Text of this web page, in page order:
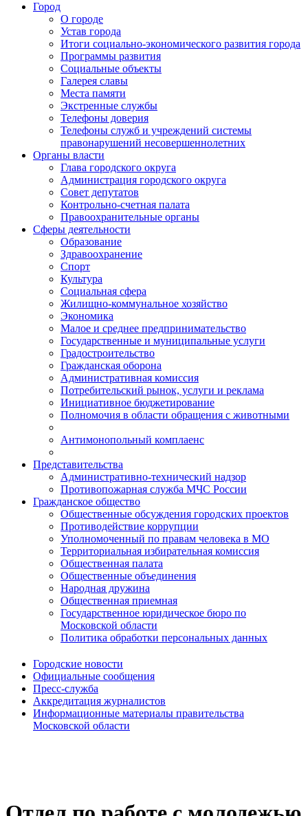
Город
О городе
Устав города
Итоги социально-экономического развития города
Программы развития
Социальные объекты
Галерея славы
Места памяти
Экстренные службы
Телефоны доверия
Телефоны служб и учреждений системы
правонарушений несовершеннолетних
Органы власти
Глава городского округа
Администрация городcкого округа
Совет депутатов
Контрольно-счетная палата
Правоохранительные органы
Сферы деятельности
Образование
Здравоохранение
Спорт
Культура
Социальная сфера
Жилищно-коммунальное хозяйство
Экономика
Малое и среднее предпринимательство
Государственные и муниципальные услуги
Градостроительство
Гражданская оборона
Административная комиссия
Потребительский рынок, услуги и реклама
Инициативное бюджетирование
Полномочия в области обращения с животными
Антимонопольный комплаенс
Представительства
Административно-технический надзор
Противопожарная служба МЧС России
Гражданское общество
Общественные обсуждения городских проектов
Противодействие коррупции
Уполномоченный по правам человека в МО
Территориальная избирательная комиссия
Общественная палата
Общественные объединения
Народная дружина
Общественная приемная
Государственное юридическое бюро по
Московской области
Политика обработки персональных данных
Городские новости
Официальные сообщения
Пресс-служба
Аккредитация журналистов
Информационные материалы правительства
Московской области